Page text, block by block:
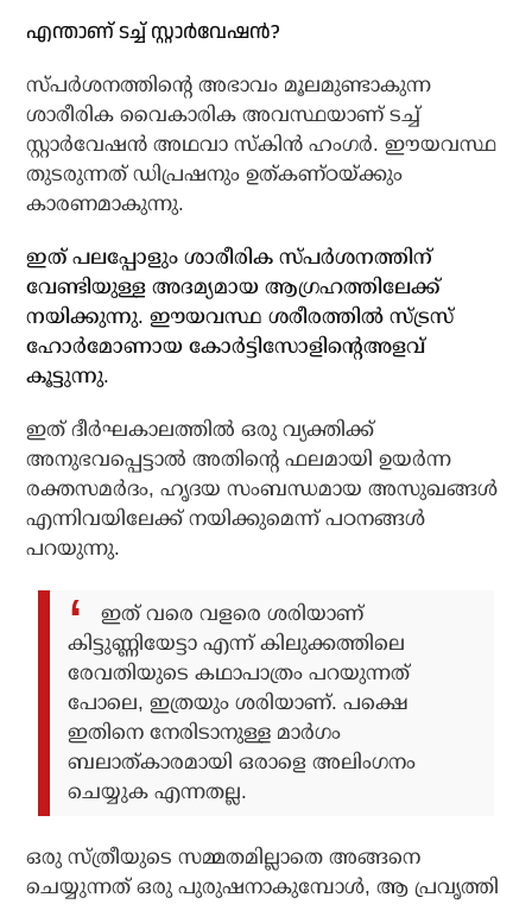
എന്താണ് ടച്ച് സ്റ്റാര്‍വേഷന്‍?
സ്പര്‍ശനത്തിന്റെ അഭാവം മൂലമുണ്ടാകുന്ന
ശാരീരിക വൈകാരിക അവസ്ഥയാണ് ടച്ച്
സ്റ്റാര്‍വേഷന്‍ അഥവാ സ്‌കിന്‍ ഹംഗര്‍. ഈയവസ്ഥ
തുടരുന്നത് ഡിപ്രഷനും ഉത്കണ്ഠയ്ക്കും
കാരണമാകുന്നു.
ഇത് പലപ്പോളും ശാരീരിക സ്പര്‍ശനത്തിന്
വേണ്ടിയുള്ള അദമ്യമായ ആഗ്രഹത്തിലേക്ക്
നയിക്കുന്നു. ഈയവസ്ഥ ശരീരത്തില്‍ സ്ട്രസ്
ഹോര്‍മോണായ കോര്‍ട്ടിസോളിന്റെഅളവ്
കൂട്ടുന്നു.
ഇത് ദീര്‍ഘകാലത്തില്‍ ഒരു വ്യക്തിക്ക്
അനുഭവപ്പെട്ടാല്‍ അതിന്റെ ഫലമായി ഉയര്‍ന്ന
രക്തസമര്‍ദം, ഹൃദയ സംബന്ധമായ അസുഖങ്ങള്‍
എന്നിവയിലേക്ക് നയിക്കുമെന്ന് പഠനങ്ങള്‍
പറയുന്നു.
ഇത് വരെ വളരെ ശരിയാണ്
കിട്ടുണ്ണിയേട്ടാ എന്ന് കിലുക്കത്തിലെ
രേവതിയുടെ കഥാപാത്രം പറയുന്നത്
പോലെ, ഇത്രയും ശരിയാണ്. പക്ഷെ
ഇതിനെ നേരിടാനുള്ള മാര്‍ഗം
ബലാത്കാരമായി ഒരാളെ അലിംഗനം
ചെയ്യുക എന്നതല്ല.
ഒരു സ്ത്രീയുടെ സമ്മതമില്ലാതെ അങ്ങനെ
ചെയ്യുന്നത് ഒരു പുരുഷനാകുമ്പോള്‍, ആ പ്രവൃത്തി